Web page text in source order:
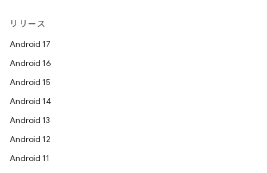
リリース
Android 17
Android 16
Android 15
Android 14
Android 13
Android 12
Android 11